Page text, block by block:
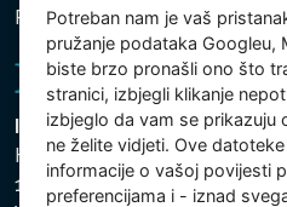
Postavke koilačića
Intex Trading, s.r.o.
Hradecká 2526/3
130 00 Praha 3
Potreban nam je vaš
pružanje podataka Googleu,
biste brzo pronašli ono što
stranici, izbjegli klikanje
izbjeglo da vam se prikazuju
ne želite vidjeti. Ove
informacije o vašoj povijesti
preferencijama i - iznad